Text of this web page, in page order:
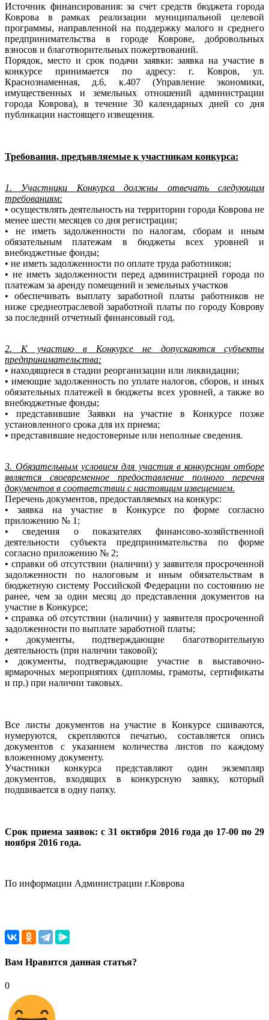
Источник финансирования: за счет средств бюджета города
Коврова в рамках реализации муниципальной целевой
программы, направленной на поддержку малого и среднего
предпринимательства в городе Коврове, добровольных
взносов и благотворительных пожертвований.
Порядок, место и срок подачи заявки: заявка на участие в
конкурсе принимается по адресу: г. Ковров, ул.
Краснознаменная, д.6, к.407 (Управление экономики,
имущественных и земельных отношений администрации
города Коврова), в течение 30 календарных дней со дня
публикации настоящего извещения.
Требования, предъявляемые к участникам конкурса:
1. Участники Конкурса должны отвечать следующим
требованиям:
• осуществлять деятельность на территории города Коврова не
менее шести месяцев со дня регистрации;
• не иметь задолженности по налогам, сборам и иным
обязательным платежам в бюджеты всех уровней и
внебюджетные фонды;
• не иметь задолженности по оплате труда работников;
• не иметь задолженности перед администрацией города по
платежам за аренду помещений и земельных участков
• обеспечивать выплату заработной платы работников не
ниже среднеотраслевой заработной платы по городу Коврову
за последний отчетный финансовый год.
2. К участию в Конкурсе не допускаются субъекты
предпринимательства:
• находящиеся в стадии реорганизации или ликвидации;
• имеющие задолженность по уплате налогов, сборов, и иных
обязательных платежей в бюджеты всех уровней, а также во
внебюджетные фонды;
• представившие Заявки на участие в Конкурсе позже
установленного срока для их приема;
• представившие недостоверные или неполные сведения.
3. Обязательным условием для участия в конкурсном отборе
является своевременное предоставление полного перечня
документов в соответствии с настоящим извещением.
Перечень документов, предоставляемых на конкурс:
• заявка на участие в Конкурсе по форме согласно
приложению № 1;
• сведения о показателях финансово-хозяйственной
деятельности субъекта предпринимательства по форме
согласно приложению № 2;
• справки об отсутствии (наличии) у заявителя просроченной
задолженности по налоговым и иным обязательствам в
бюджетную систему Российской Федерации по состоянию не
ранее, чем за один месяц до представления документов на
участие в Конкурсе;
• справка об отсутствии (наличии) у заявителя просроченной
задолженности по выплате заработной платы;
• документы, подтверждающие благотворительную
деятельность (при наличии таковой);
• документы, подтверждающие участие в выставочно-
ярмарочных мероприятиях (дипломы, грамоты, сертификаты
и пр.) при наличии таковых.
Все листы документов на участие в Конкурсе сшиваются,
нумеруются, скрепляются печатью, составляется опись
документов с указанием количества листов по каждому
вложенному документу.
Участники конкурса представляют один экземпляр
документов, входящих в конкурсную заявку, который
подшивается в одну папку.
Срок приема заявок: с 31 октября 2016 года до 17-00 по 29
ноября 2016 года.
По информации Администрации г.Коврова
Вам Нравится данная статья?
0